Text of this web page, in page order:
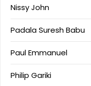
Nissy John
Padala Suresh Babu
Paul Emmanuel
Philip Gariki